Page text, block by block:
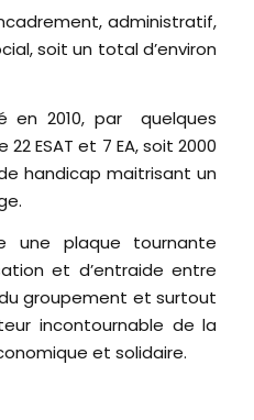
administratif,
soit un total d’environ
en 2010, par quelques
ESAT et 7 EA, soit 2000
handicap maitrisant un
une plaque tournante
et d’entraide entre
groupement et surtout
incontournable de la
et solidaire.